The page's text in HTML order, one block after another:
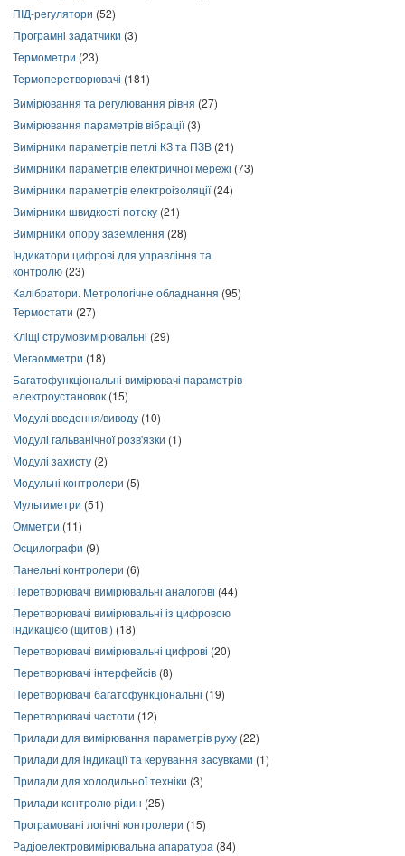
ПІД-регулятори (52)
Програмні задатчики (3)
Термометри (23)
Термоперетворювачі (181)
Вимірювання та регулювання рівня (27)
Вимірювання параметрів вібрації(3)
Вимірники параметрів петлі КЗ та ПЗВ (21)
Вимірники параметрів електричної мережі (73)
Вимірники параметрів електроізоляції(24)
Вимірники швидкості потоку (21)
Вимірники опору заземлення (28)
Індикатори цифрові для управління та
контролю (23)
Калібратори. Метрологічне обладнання (95)
Термостати (27)
Кліщі струмовимірювальні (29)
Мегаомметри (18)
Багатофункціональні вимірювачі параметрів
електроустановок (15)
Модулі введення/виводу (10)
Модулі гальванічної розв'язки (1)
Модулі захисту (2)
Модульні контролери (5)
Мультиметри (51)
Омметри (11)
Осцилографи (9)
Панельні контролери (6)
Перетворювачі вимірювальні аналогові (44)
Перетворювачі вимірювальні із цифровою
індикацією (щитові) (18)
Перетворювачі вимірювальні цифрові (20)
Перетворювачі інтерфейсів (8)
Перетворювачі багатофункціональні (19)
Перетворювачі частоти (12)
Прилади для вимірювання параметрів руху (22)
Прилади для індикації та керування засувками (1)
Прилади для холодильної техніки (3)
Прилади контролю рідин (25)
Програмовані логічні контролери (15)
Радіоелектровимірювальна апаратура (84)